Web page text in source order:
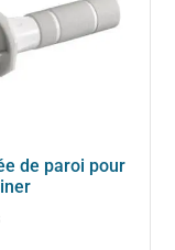
de paroi pour